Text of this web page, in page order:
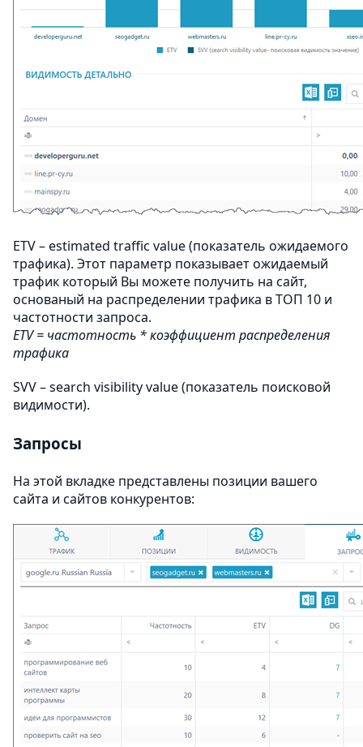
ETV – estimated traffic value (показатель ожидаемого
трафика). Этот параметр показывает ожидаемый
трафик который Вы можете получить на сайт,
основаный на распределении трафика в ТОП 10 и
частотности запроса.
ETV = частотность * коэффициент распределения
трафика
SVV – search visibility value (показатель поисковой
видимости).
Запросы
На этой вкладке представлены позиции вашего
сайта и сайтов конкурентов: